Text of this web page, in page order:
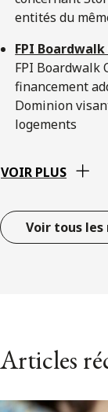
entités du
FPI
FPI Boardwalk
financement
Dominion
logements
VOIR PLUS
Voir tous
Articles